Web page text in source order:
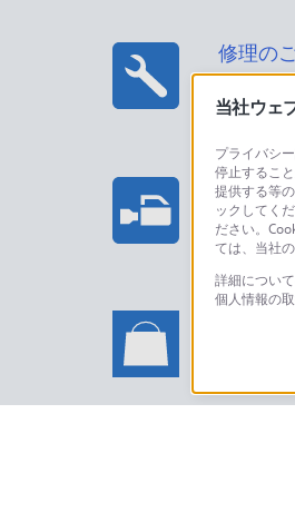
修理の
プロフ
法人のお
ソニー
ソニー
当社ウェ
プライバシ
停止するこ
提供する等
ックしてく
ださい。
ては、当社
詳細につい
個人情報の